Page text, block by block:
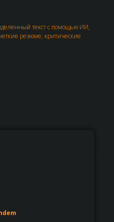
текст с помощью ИИ,
резюме, критические